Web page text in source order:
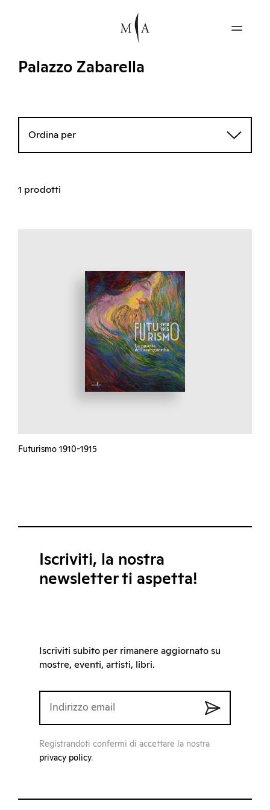
Palazzo Zabarella
Ordina per
1 prodotti
Futurismo 1910-1915
Iscriviti, la nostra
newsletter ti aspetta!
Iscriviti subito per rimanere aggiornato su
mostre, eventi, artisti, libri.
Registrandoti confermi di accettare la nostra
privacy policy.